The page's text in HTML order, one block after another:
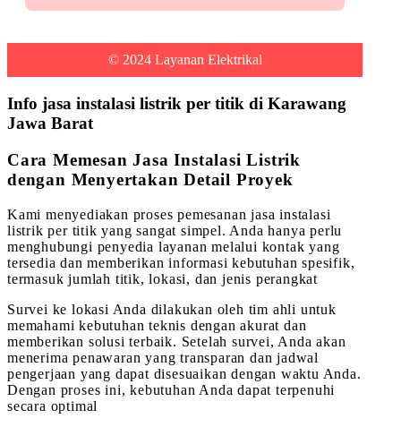
© 2024 Layanan Elektrikal
Info jasa instalasi listrik per titik di Karawang
Jawa Barat
Cara Memesan Jasa Instalasi Listrik
dengan Menyertakan Detail Proyek
Kami menyediakan proses pemesanan jasa instalasi
listrik per titik yang sangat simpel. Anda hanya perlu
menghubungi penyedia layanan melalui kontak yang
tersedia dan memberikan informasi kebutuhan spesifik,
termasuk jumlah titik, lokasi, dan jenis perangkat
Survei ke lokasi Anda dilakukan oleh tim ahli untuk
memahami kebutuhan teknis dengan akurat dan
memberikan solusi terbaik. Setelah survei, Anda akan
menerima penawaran yang transparan dan jadwal
pengerjaan yang dapat disesuaikan dengan waktu Anda.
Dengan proses ini, kebutuhan Anda dapat terpenuhi
secara optimal